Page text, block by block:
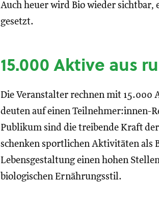
Auch heuer wird Bio wieder sichtbar,
gesetzt.
15.000 Aktive aus
Die Veranstalter rechnen mit 15.000
deuten auf einen Teilnehmer:innen-
Publikum sind die treibende Kraft
schenken sportlichen Aktivitäten als
Lebensgestaltung einen hohen
biologischen Ernährungsstil.